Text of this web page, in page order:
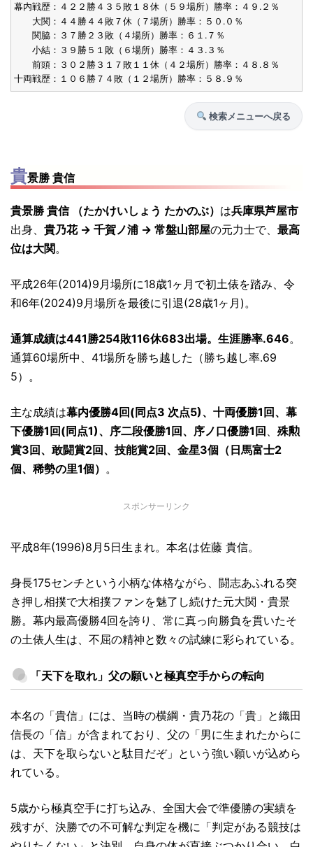
幕内戦歴：４２２勝４３５敗１８休（５９場所）勝率：４９.２％
大関：４４勝４４敗７休（７場所）勝率：５０.０％
関脇：３７勝２３敗（４場所）勝率：６１.７％
小結：３９勝５１敗（６場所）勝率：４３.３％
前頭：３０２勝３１７敗１１休（４２場所）勝率：４８.８％
十両戦歴：１０６勝７４敗（１２場所）勝率：５８.９％
検索メニューへ戻る
貴景勝 貴信
貴景勝 貴信 （たかけいしょう たかのぶ） は兵庫県芦屋市
出身、 貴乃花 → 千賀ノ浦 → 常盤山部屋の元力士で、 最高
位は大関。
平成26年(2014)9月場所に18歳1ヶ月で初土俵を踏み、令
和6年(2024)9月場所を最後に引退(28歳1ヶ月)。
通算成績は441勝254敗116休683出場。生涯勝率.646。
通算60場所中、41場所を勝ち越した（勝ち越し率.69
5）。
主な成績は幕内優勝4回(同点3 次点5)、十両優勝1回、幕
下優勝1回(同点1)、序二段優勝1回、序ノ口優勝1回
殊勲
賞3回、敢闘賞2回、技能賞2回、金星3個（日馬富士2
個、稀勢の里1個） 。
スポンサーリンク
平成8年(1996)8月5日生まれ。本名は佐藤 貴信。
身長175センチという小柄な体格ながら、闘志あふれる突
き押し相撲で大相撲ファンを魅了し続けた元大関・貴景
勝。幕内最高優勝4回を誇り、常に真っ向勝負を貫いたそ
の土俵人生は、不屈の精神と数々の試練に彩られている。
「天下を取れ」父の願いと極真空手からの転向
本名の「貴信」には、当時の横綱・貴乃花の「貴」と織田
信長の「信」が含まれており、父の「男に生まれたからに
は、天下を取らないと駄目だぞ」という強い願いが込めら
れている。
5歳から極真空手に打ち込み、全国大会で準優勝の実績を
残すが、決勝での不可解な判定を機に「判定がある競技は